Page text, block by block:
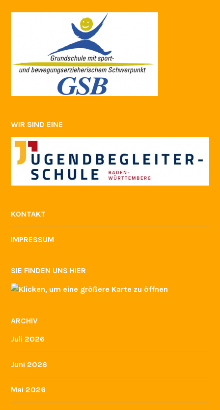
WIR SIND EINE
KONTAKT
IMPRESSUM
SIE FINDEN UNS HIER
ARCHIV
Juli 2026
Juni 2026
Mai 2026